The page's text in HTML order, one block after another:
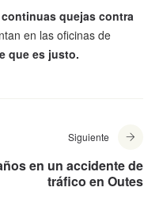
quejas contra
en las oficinas de
que es justo.
Siguiente
en un accidente de
tráfico en Outes